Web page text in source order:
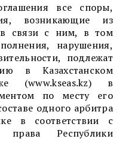
все споры,
возникающие из
в связи с ним, в том
нарушения,
подлежат
в Казахстанском
(www.kseas.kz) в
по месту его
одного арбитра
в соответствии с
права Республики